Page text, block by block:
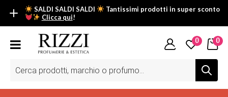
SALDI SALDI SALDI
Tantissimi prodotti in super sconto
Clicca qui!
SALDI SALDI SALDI
Fino al -50% su tantissimi prodotti beauty nella sezione saldi: il
Scopri tutti i prodotti in super saldo!Clicca qui
prodotti
0 0